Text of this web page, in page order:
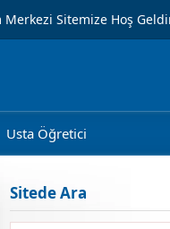
Merkezi Sitemize Hoş
Usta Öğretici
Sitede Ara